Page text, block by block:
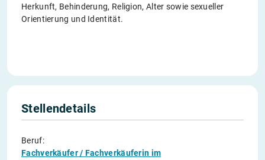
Herkunft, Behinderung, Religion, Alter sowie sexueller
Orientierung und Identität.
Stellendetails
Beruf:
Fachverkäufer / Fachverkäuferin im